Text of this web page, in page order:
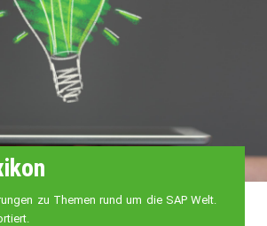
zu Themen rund um die SAP Welt.